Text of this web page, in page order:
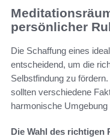
persönlicher
Die Schaffung eines
entscheidend, um die
Selbstfindung zu
sollten verschiedene
harmonische
Die Wahl des richtigen